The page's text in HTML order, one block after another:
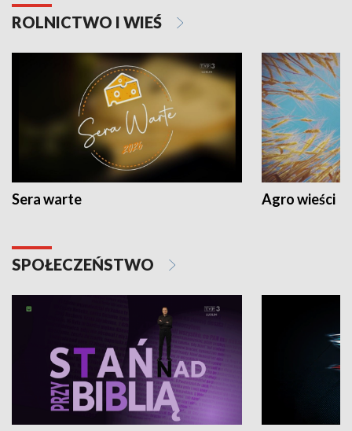
ROLNICTWO I WIEŚ
Sera warte Agro wieści
SPOŁECZEŃSTWO